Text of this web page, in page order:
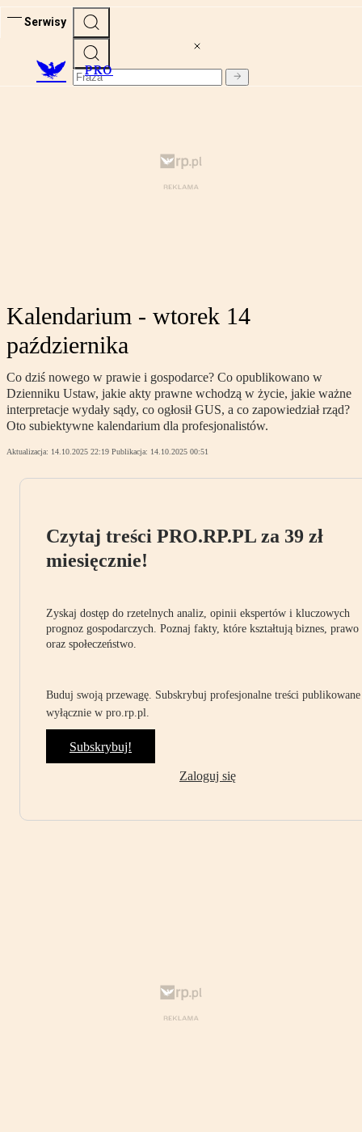
Serwisy
PRO
Kalendarium - wtorek 14
października
Co dziś nowego w prawie i gospodarce? Co opublikowano w
Dzienniku Ustaw, jakie akty prawne wchodzą w życie, jakie ważne
interpretacje wydały sądy, co ogłosił GUS, a co zapowiedział rząd?
Oto subiektywne kalendarium dla profesjonalistów.
Aktualizacja: 14.10.2025 22:19 Publikacja: 14.10.2025 00:51
Czytaj treści PRO.RP.PL za 39 zł
miesięcznie!
Zyskaj dostęp do rzetelnych analiz, opinii ekspertów i kluczowych
prognoz gospodarczych. Poznaj fakty, które kształtują biznes, prawo
oraz społeczeństwo.
Buduj swoją przewagę. Subskrybuj profesjonalne treści publikowane
wyłącznie w pro.rp.pl.
Subskrybuj!
Zaloguj się